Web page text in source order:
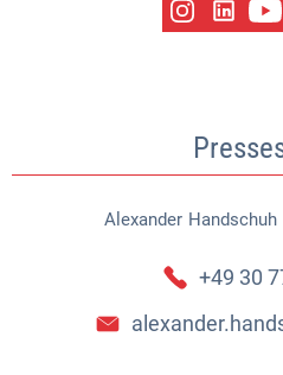
Alexander
+49 30